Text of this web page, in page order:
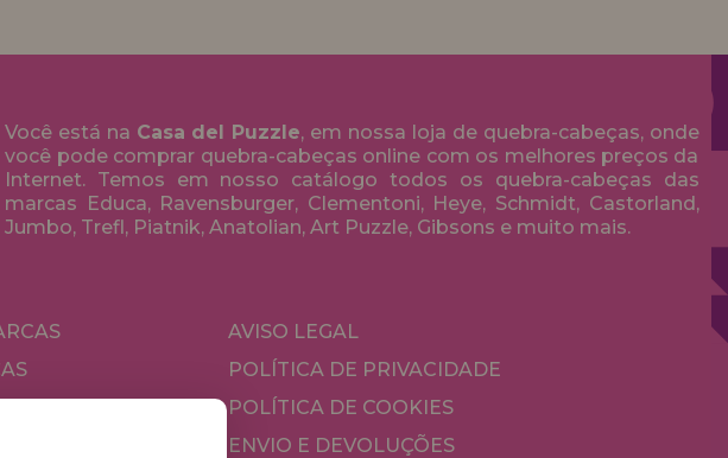
Você está na Casa del Puzzle, em nossa loja de quebra-cabeças, onde
você pode comprar quebra-cabeças online com os melhores preços da
Internet. Temos em nosso catálogo todos os quebra-cabeças das
marcas Educa, Ravensburger, Clementoni, Heye, Schmidt, Castorland,
Jumbo, Trefl, Piatnik, Anatolian, Art Puzzle, Gibsons e muito mais.
AVISO LEGAL
POLÍTICA DE PRIVACIDADE
POLÍTICA DE COOKIES
ENVIO E DEVOLUÇÕES